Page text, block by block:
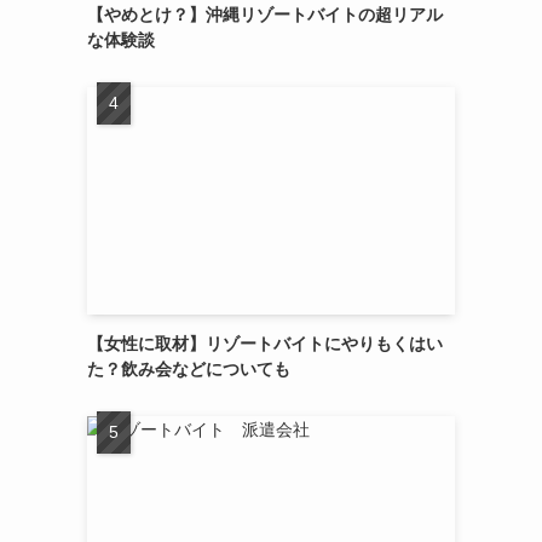
【やめとけ？】沖縄リゾートバイトの超リアル
な体験談
【女性に取材】リゾートバイトにやりもくはい
た？飲み会などについても